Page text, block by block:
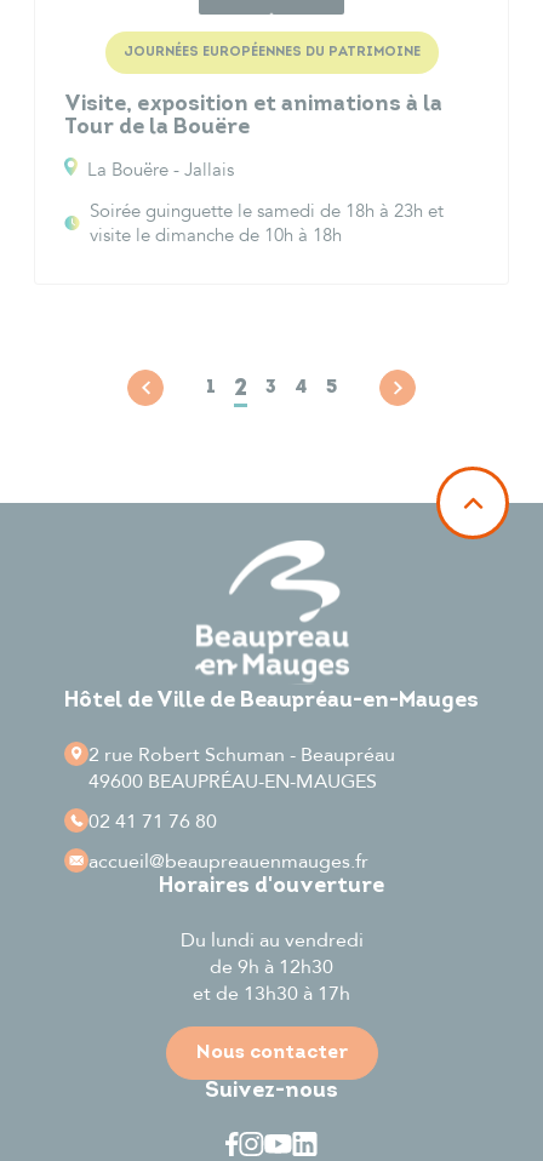
JOURNÉES EUROPÉENNES DU PATRIMOINE
Visite, exposition et animations à la
Tour de la Bouëre
La Bouëre - Jallais
Soirée guinguette le samedi de 18h à 23h et
visite le dimanche de 10h à 18h
1 2 3 4 5
Hôtel de Ville de Beaupréau-en-Mauges
2 rue Robert Schuman - Beaupréau
49600 BEAUPRÉAU-EN-MAUGES
02 41 71 76 80
accueil@beaupreauenmauges.fr
Horaires d'ouverture
Du lundi au vendredi
de 9h à 12h30
et de 13h30 à 17h
Nous contacter
Suivez-nous